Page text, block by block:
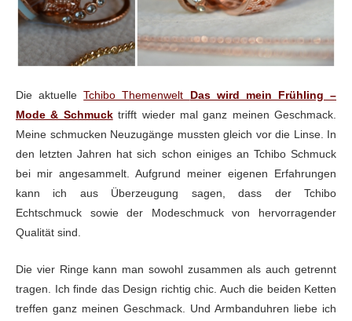
Die aktuelleTchibo Themenwelt Das wird mein Frühling –
Mode & Schmuck trifft wieder mal ganz meinen Geschmack.
Meine schmucken Neuzugänge mussten gleich vor die Linse. In
den letzten Jahren hat sich schon einiges an Tchibo Schmuck
bei mir angesammelt. Aufgrund meiner eigenen Erfahrungen
kann ich aus Überzeugung sagen, dass der Tchibo
Echtschmuck sowie der Modeschmuck von hervorragender
Qualität sind.
Die vier Ringe kann man sowohl zusammen als auch getrennt
tragen. Ich finde das Design richtig chic. Auch die beiden Ketten
treffen ganz meinen Geschmack. Und Armbanduhren liebe ich